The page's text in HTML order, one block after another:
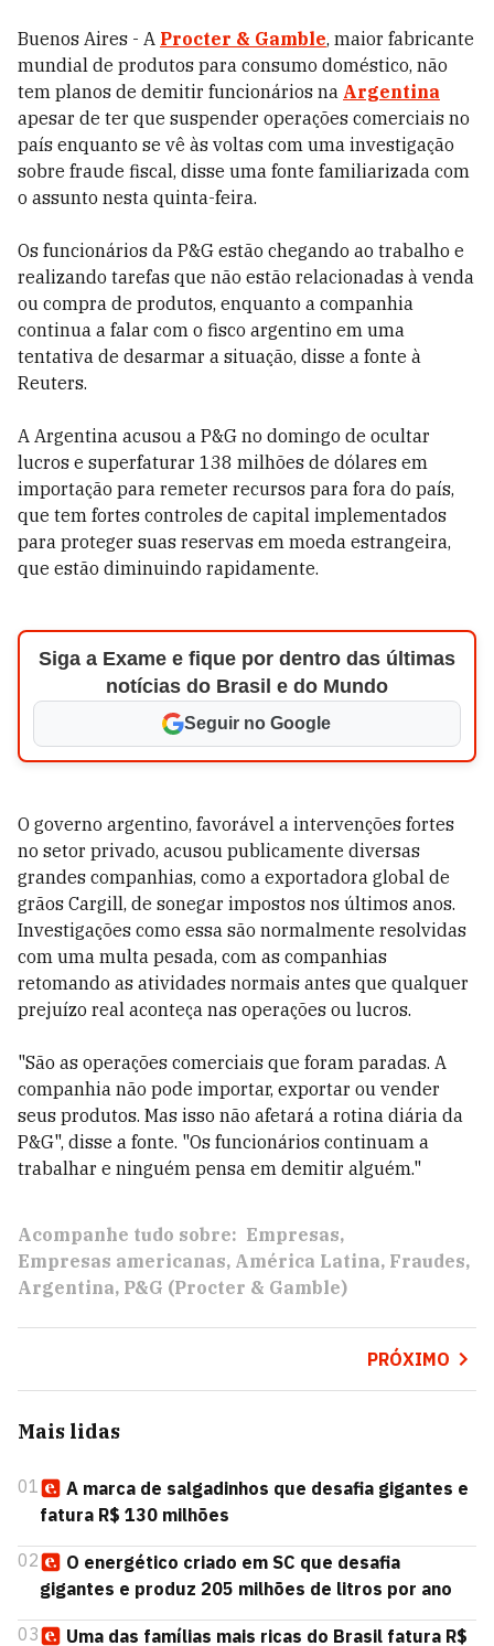
Buenos Aires - A Procter & Gamble, maior fabricante
mundial de produtos para consumo doméstico, não
tem planos de demitir funcionários na Argentina
apesar de ter que suspender operações comerciais no
país enquanto se vê às voltas com uma investigação
sobre fraude fiscal, disse uma fonte familiarizada com
o assunto nesta quinta-feira.
Os funcionários da P&G estão chegando ao trabalho e
realizando tarefas que não estão relacionadas à venda
ou compra de produtos, enquanto a companhia
continua a falar com o fisco argentino em uma
tentativa de desarmar a situação, disse a fonte à
Reuters.
A Argentina acusou a P&G no domingo de ocultar
lucros e superfaturar 138 milhões de dólares em
importação para remeter recursos para fora do país,
que tem fortes controles de capital implementados
para proteger suas reservas em moeda estrangeira,
que estão diminuindo rapidamente.
Siga a Exame e fique por dentro das últimas
notícias do Brasil e do Mundo
Seguir no Google
O governo argentino, favorável a intervenções fortes
no setor privado, acusou publicamente diversas
grandes companhias, como a exportadora global de
grãos Cargill, de sonegar impostos nos últimos anos.
Investigações como essa são normalmente resolvidas
com uma multa pesada, com as companhias
retomando as atividades normais antes que qualquer
prejuízo real aconteça nas operações ou lucros.
"São as operações comerciais que foram paradas. A
companhia não pode importar, exportar ou vender
seus produtos. Mas isso não afetará a rotina diária da
P&G", disse a fonte. "Os funcionários continuam a
trabalhar e ninguém pensa em demitir alguém."
Acompanhe tudo sobre: Empresas
Empresas americanas América Latina Fraudes
Argentina P&G (Procter & Gamble)
PRÓXIMO
Mais lidas
01
A marca de salgadinhos que desafia gigantes e
fatura R$ 130 milhões
02
O energético criado em SC que desafia
gigantes e produz 205 milhões de litros por ano
03 Uma das famílias mais ricas do Brasil fatura R$